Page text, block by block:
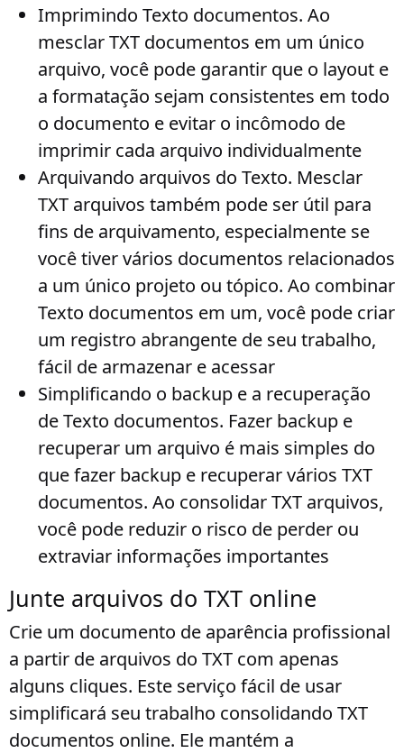
Imprimindo Texto documentos. Ao
mesclar TXT documentos em um único
arquivo, você pode garantir que o layout e
a formatação sejam consistentes em todo
o documento e evitar o incômodo de
imprimir cada arquivo individualmente
Arquivando arquivos do Texto. Mesclar
TXT arquivos também pode ser útil para
fins de arquivamento, especialmente se
você tiver vários documentos relacionados
a um único projeto ou tópico. Ao combinar
Texto documentos em um, você pode criar
um registro abrangente de seu trabalho,
fácil de armazenar e acessar
Simplificando o backup e a recuperação
de Texto documentos. Fazer backup e
recuperar um arquivo é mais simples do
que fazer backup e recuperar vários TXT
documentos. Ao consolidar TXT arquivos,
você pode reduzir o risco de perder ou
extraviar informações importantes
Junte arquivos do TXT online
Crie um documento de aparência profissional
a partir de arquivos do TXT com apenas
alguns cliques. Este serviço fácil de usar
simplificará seu trabalho consolidando TXT
documentos online. Ele mantém a